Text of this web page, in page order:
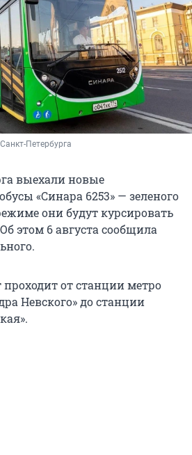
Петербурга
выехали новые
«Синара 6253» — зеленого
они будут курсировать
этом 6 августа сообщила
от станции метро
Невского» до станции